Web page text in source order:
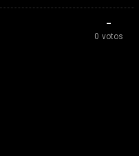
-
0 votos